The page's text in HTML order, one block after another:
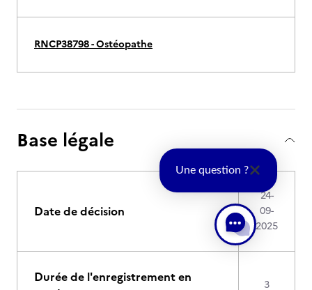
RNCP38798 - Ostéopathe
Base légale
Date de décision
24-
09-
2025
Durée de l'enregistrement en
3
Une question ?